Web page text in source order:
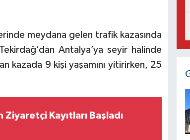
meydana gelen trafik kazasında
Antalya’ya seyir halinde
kazada 9 kişi yaşamını yitirirken, 25
Kayıtları Başladı